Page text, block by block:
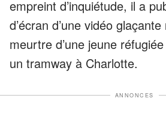
empreint d’inquiétude, il a
d’écran d’une vidéo
meurtre d’une jeune
un tramway à Charlotte.
ANNONCES